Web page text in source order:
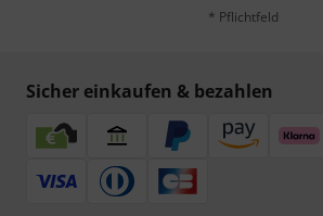
* Pflichtfeld
Sicher einkaufen & bezahlen